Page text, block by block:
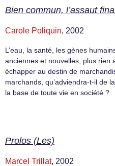
Bien commun, l’assaut
Carole Poliquin, 2002
L’eau, la santé, les gènes
anciennes et nouvelles, plus rien
échapper au destin de
marchands, qu’adviendra-t-il de
la base de toute vie en société ?
Prolos (Les)
Marcel Trillat, 2002